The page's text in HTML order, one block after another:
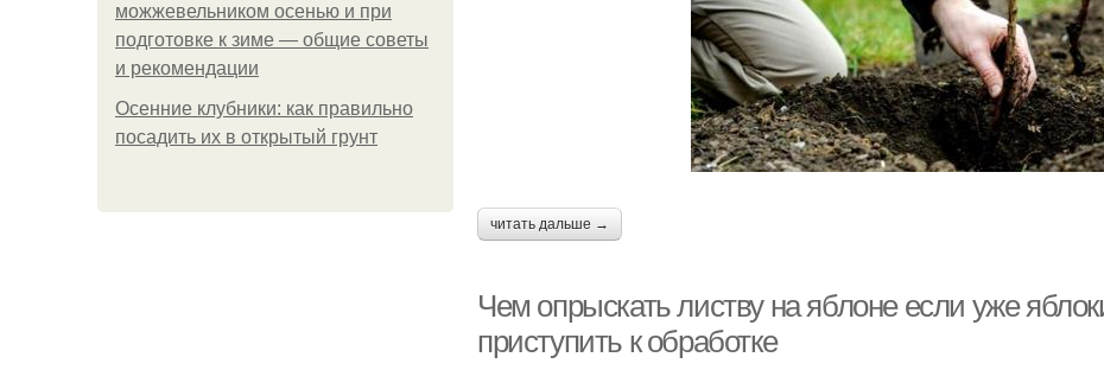
можжевельником осенью и при
подготовке к зиме — общие советы
и рекомендации
Осенние клубники: как правильно
посадить их в открытый грунт
читать дальше →
Чем опрыскать листву на яблоне если уже
приступить к обработке